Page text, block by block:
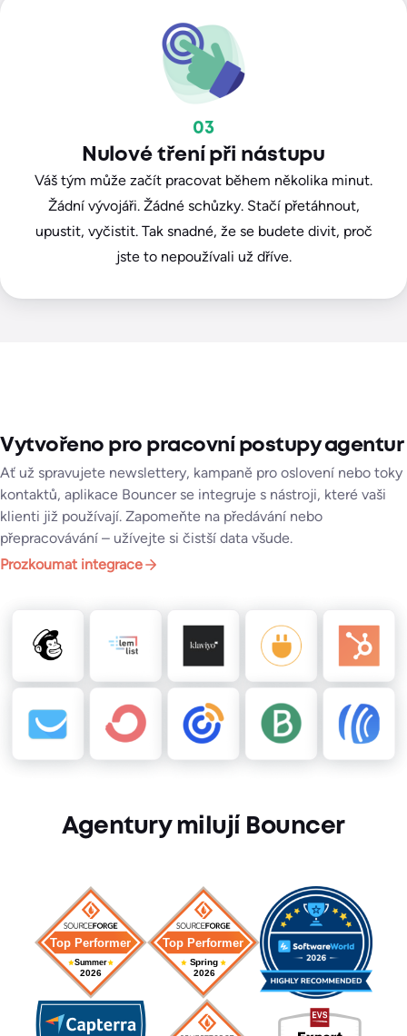
03
Nulové tření při nástupu
Váš tým může začít pracovat během několika minut.
Žádní vývojáři. Žádné schůzky. Stačí přetáhnout,
upustit, vyčistit. Tak snadné, že se budete divit, proč
jste to nepoužívali už dříve.
Vytvořeno pro pracovní postupy agentur
Ať už spravujete newslettery, kampaně pro oslovení nebo toky
kontaktů, aplikace Bouncer se integruje s nástroji, které vaši
klienti již používají. Zapomeňte na předávání nebo
přepracovávání – užívejte si čistší data všude.
Prozkoumat integrace
Agentury milují Bouncer